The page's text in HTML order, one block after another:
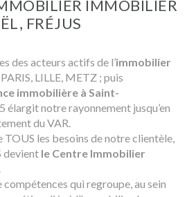
NOS
CONTACT
IMMOBILIER
FRÉJUS
des acteurs actifs de l’immobilier
LILLE, METZ ; puis
immobilière à Saint-
élargit notre rayonnement jusqu’en
du VAR.
les besoins de notre clientèle,
devient le Centre Immobilier
compétences qui regroupe, au sein
RECHERCHER